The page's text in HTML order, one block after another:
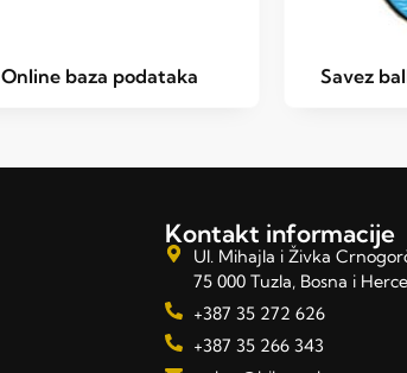
Online baza podataka Savez
Kontakt informacije
Ul. Mihajla i Živka
75 000 Tuzla, Bosna i
+387 35 272 626
+387 35 266 343